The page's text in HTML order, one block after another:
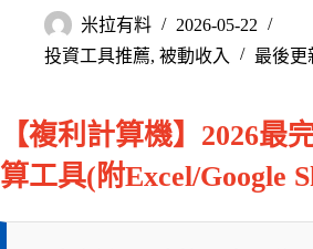
米拉有料
2026-05-22
投資工具推薦, 被動收入 最後更
【複利計算機】2026最
算工具(附Excel/Google